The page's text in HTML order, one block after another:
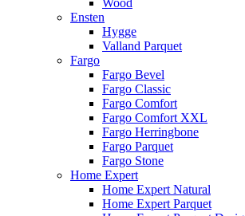
Wood
Ensten
Hygge
Valland Parquet
Fargo
Fargo Bevel
Fargo Classic
Fargo Comfort
Fargo Comfort XXL
Fargo Herringbone
Fargo Parquet
Fargo Stone
Home Expert
Home Expert Natural
Home Expert Parquet